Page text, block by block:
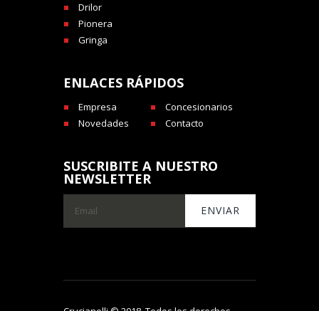
Drilor
Pionera
Gringa
ENLACES RÁPIDOS
Empresa
Concesionarios
Novedades
Contacto
SUSCRIBITE A NUESTRO
NEWSLETTER